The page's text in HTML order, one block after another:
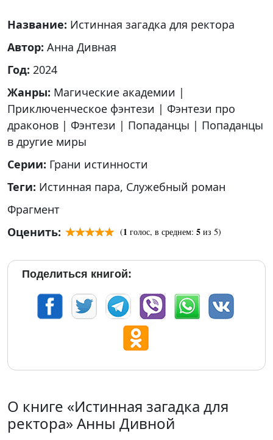
Название: Истинная загадка для ректора
Автор: Анна Дивная
Год: 2024
Жанры: Магические академии |
Приключенческое фэнтези | Фэнтези про
драконов | Фэнтези | Попаданцы | Попаданцы
в другие миры
Серии: Грани истинности
Теги: Истинная пара, Служебный роман
Фрагмент
Оценить:
(1 голос, в среднем: 5 из 5)
Поделиться книгой:
О книге «Истинная загадка для
ректора» Анны Дивной